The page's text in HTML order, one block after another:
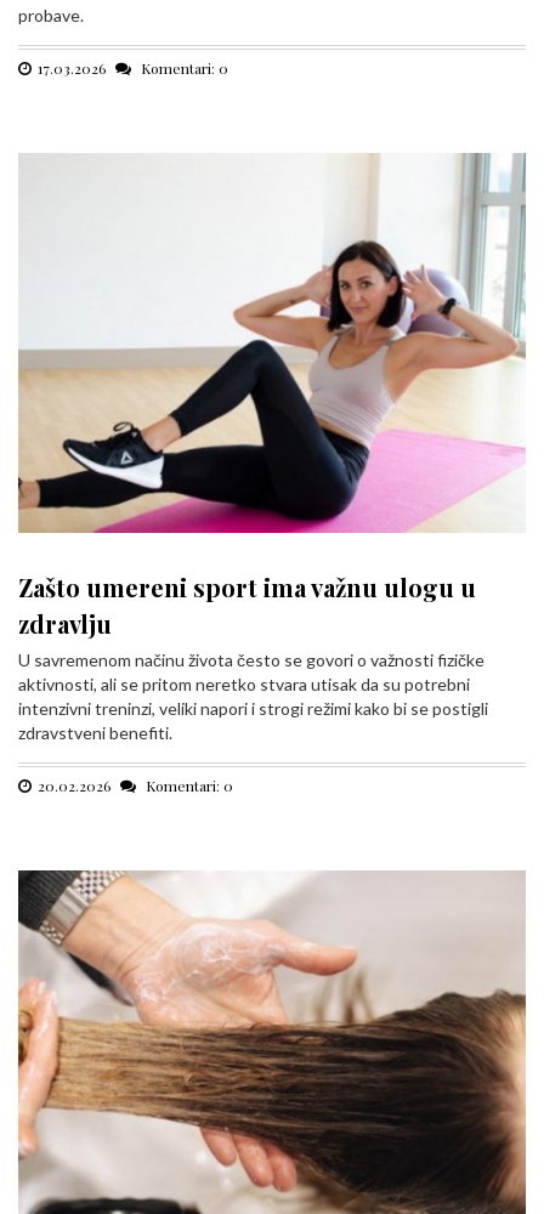
probave.
17.03.2026 Komentari: 0
Zašto umereni sport ima važnu ulogu u
zdravlju
U savremenom načinu života često se govori o važnosti fizičke
aktivnosti, ali se pritom neretko stvara utisak da su potrebni
intenzivni treninzi, veliki napori i strogi režimi kako bi se postigli
zdravstveni benefiti.
20.02.2026 Komentari: 0